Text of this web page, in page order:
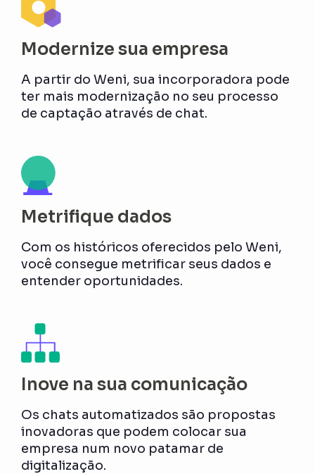
Modernize sua empresa
A partir do Weni, sua incorporadora pode
ter mais modernização no seu processo
de captação através de chat.
Metrifique dados
Com os históricos oferecidos pelo Weni,
você consegue metrificar seus dados e
entender oportunidades.
Inove na sua comunicação
Os chats automatizados são propostas
inovadoras que podem colocar sua
empresa num novo patamar de
digitalização.